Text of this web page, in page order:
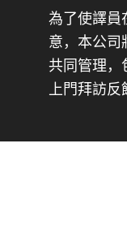
為了使譯員
意，本公司
共同管理，
上門拜訪反